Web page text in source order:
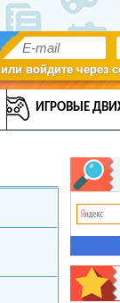
или войдите через
ИГРОВЫЕ